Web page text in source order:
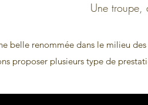
Une troupe,
belle renommée dans le milieu
proposer plusieurs type de